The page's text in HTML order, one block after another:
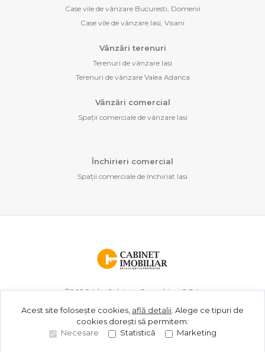
Case vile de vânzare Bucuresti, Domenii
Case vile de vânzare Iasi, Visani
Vânzări terenuri
Terenuri de vânzare Iasi
Terenuri de vânzare Valea Adanca
Vânzări comercial
Spații comerciale de vânzare Iasi
Închirieri comercial
Spații comerciale de închiriat Iasi
©2026A.b. Cabinet Consulting S.R.L.
Site creat în
Acest site folosește cookies, află detalii Alege ce tipuri de
cookies dorești să permitem:
Necesare
Statistică Marketing